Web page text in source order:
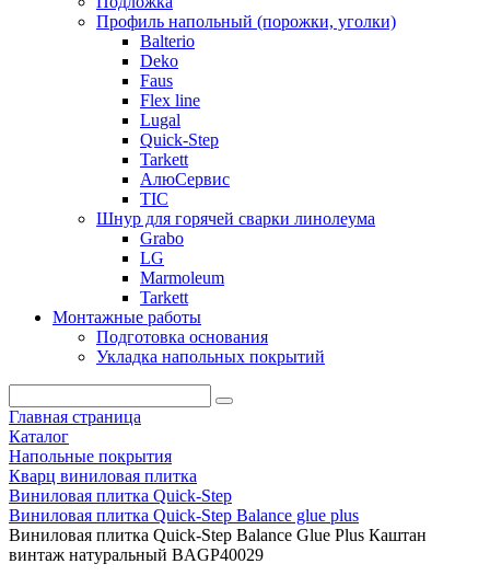
Профиль напольный (порожки, уголки)
Balterio
Deko
Faus
Flex line
Lugal
Quick-Step
Tarkett
АлюСервис
ТІС
Шнур для горячей сварки линолеума
Grabo
LG
Marmoleum
Tarkett
Монтажные работы
Подготовка основания
Укладка напольных покрытий
Главная страница
Каталог
Напольные покрытия
Кварц виниловая плитка
Виниловая плитка Quick-Step
Виниловая плитка Quick-Step Balance glue plus
Виниловая плитка Quick-Step Balance Glue Plus Каштан
винтаж натуральный BAGP40029